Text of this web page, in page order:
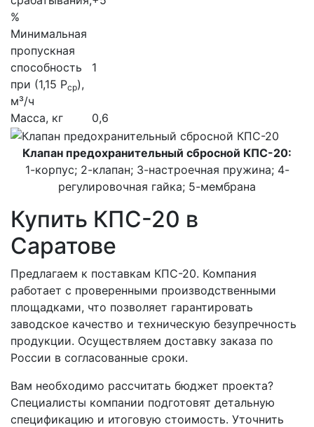
%
Минимальная
пропускная
способность
при (1,15 Рср),
м³/ч
1
Масса, кг 0,6
Клапан предохранительный сбросной КПС-20:
1-корпус; 2-клапан; 3-настроечная пружина; 4-
регулировочная гайка; 5-мембрана
Купить КПС-20 в
Саратове
Предлагаем к поставкам КПС-20. Компания
работает с проверенными производственными
площадками, что позволяет гарантировать
заводское качество и техническую безупречность
продукции. Осуществляем доставку заказа по
России в согласованные сроки.
Вам необходимо рассчитать бюджет проекта?
Специалисты компании подготовят детальную
спецификацию и итоговую стоимость. Уточнить